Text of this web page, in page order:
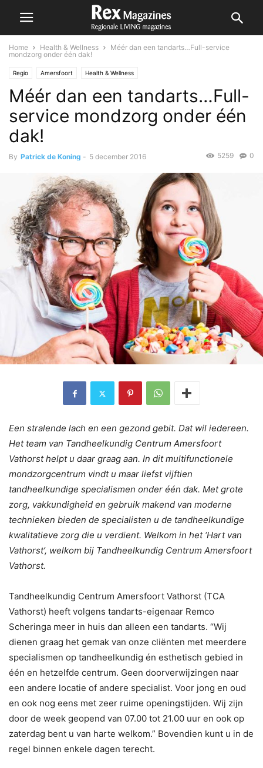
Home Health & Wellness
Méér dan een tandarts…Full-service
mondzorg onder één dak!
Regio Amersfoort Health & Wellness
Méér dan een tandarts…Full-
service mondzorg onder één
dak!
By Patrick de Koning - 5 december 2016 0
5259
Een stralende lach en een gezond gebit. Dat wil iedereen.
Het team van Tandheelkundig Centrum Amersfoort
Vathorst helpt u daar graag aan. In dit multifunctionele
mondzorgcentrum vindt u maar liefst vijftien
tandheelkundige specialismen onder één dak. Met grote
zorg, vakkundigheid en gebruik makend van moderne
technieken bieden de specialisten u de tandheelkundige
kwalitatieve zorg die u verdient. Welkom in het ‘Hart van
Vathorst’, welkom bij Tandheelkundig Centrum Amersfoort
Vathorst.
Tandheelkundig Centrum Amersfoort Vathorst (TCA
Vathorst) heeft volgens tandarts-eigenaar Remco
Scheringa meer in huis dan alleen een tandarts. “Wij
dienen graag het gemak van onze cliënten met meerdere
specialismen op tandheelkundig én esthetisch gebied in
één en hetzelfde centrum. Geen doorverwijzingen naar
een andere locatie of andere specialist. Voor jong en oud
en ook nog eens met zeer ruime openingstijden. Wij zijn
door de week geopend van 07.00 tot 21.00 uur en ook op
zaterdag bent u van harte welkom.” Bovendien kunt u in de
regel binnen enkele dagen terecht.